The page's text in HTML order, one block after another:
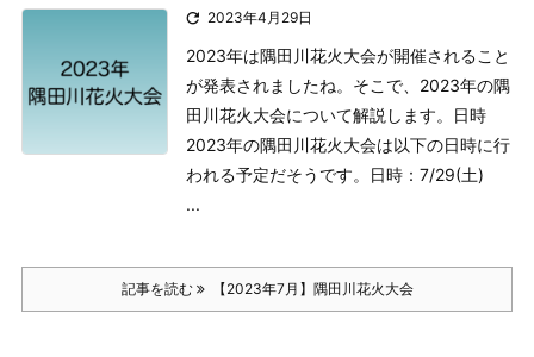
 2023年4月29日
2023年は隅田川花火大会が開催されること
が発表されましたね。そこで、2023年の隅
田川花火大会について解説します。
日時
2023年の隅田川花火大会は以下の日時に行
われる予定だそうです。
日時：7/29(土)
...
記事を読む 【2023年7月】隅田川花火大会